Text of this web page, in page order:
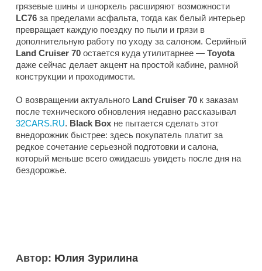
грязевые шины и шноркель расширяют возможности
LC76 за пределами асфальта, тогда как белый интерьер
превращает каждую поездку по пыли и грязи в
дополнительную работу по уходу за салоном. Серийный
Land Cruiser 70 остается куда утилитарнее — Toyota
даже сейчас делает акцент на простой кабине, рамной
конструкции и проходимости.
О возвращении актуального Land Cruiser 70 к заказам
после технического обновления недавно рассказывал
32CARS.RU. Black Box не пытается сделать этот
внедорожник быстрее: здесь покупатель платит за
редкое сочетание серьезной подготовки и салона,
который меньше всего ожидаешь увидеть после дня на
бездорожье.
Автор: Юлия Зурилина